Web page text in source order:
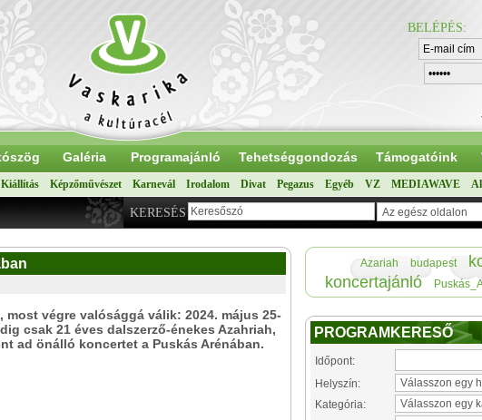
BELÉPÉS:
Galéria Programajánló Tehetséggondozás Támogatóink
Kiállítás Képzőművészet Karnevál Irodalom Divat Pegazus Egyéb VZ MEDIAWAVE
KERESÉS
végre valósággá válik: 2024. május 25-
csak 21 éves dalszerző-énekes Azahriah,
ad önálló koncertet a Puskás Arénában.
Azariah budapest
koncertajánló
PROGRAMKERESŐ
Időpont:
Helyszín:
Kategória: